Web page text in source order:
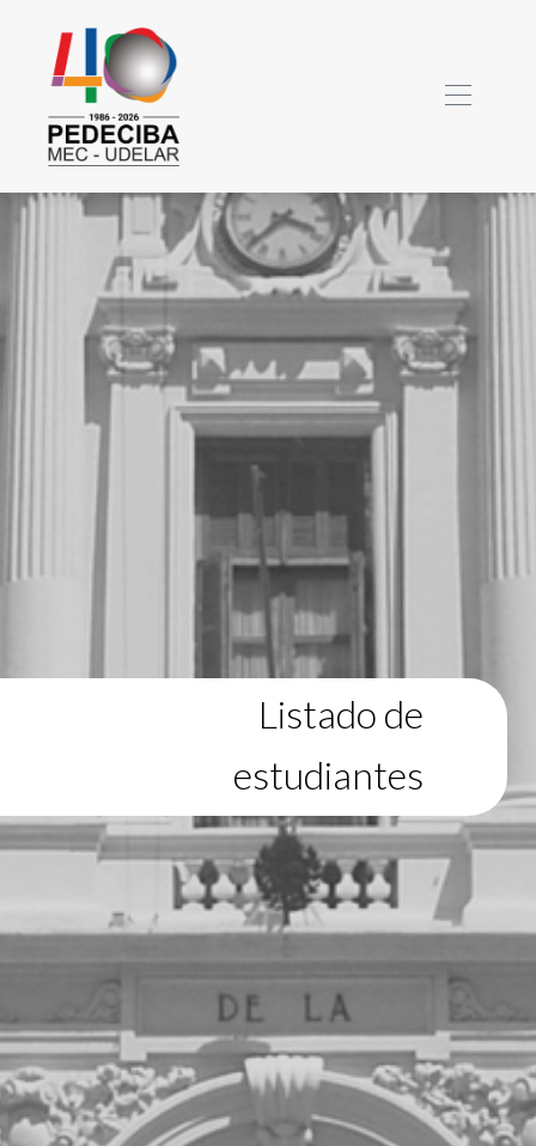
Listado de
estudiantes